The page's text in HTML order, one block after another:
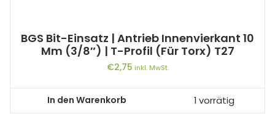
BGS Bit-Einsatz | Antrieb Innenvierkant 10
Mm (3/8″) | T-Profil (für Torx) T27
€2,75 inkl. MwSt.
In den Warenkorb 1 vorrätig